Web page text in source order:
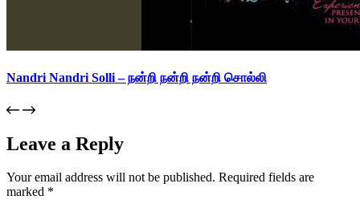
Nandri Nandri Solli – நன்றி நன்றி நன்றி சொல்லி
Leave a Reply
Your email address will not be published. Required fields are
marked *